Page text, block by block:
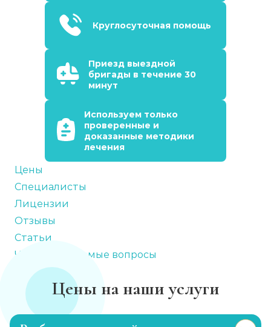
Круглосуточная помощь
Приезд выездной
бригады в течение 30
минут
Используем только
проверенные и
доказанные методики
лечения
Цены
Специалисты
Лицензии
Отзывы
Статьи
Часто задаваемые вопросы
Цены на наши услуги